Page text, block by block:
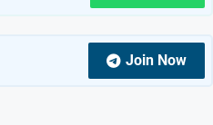
Join Now